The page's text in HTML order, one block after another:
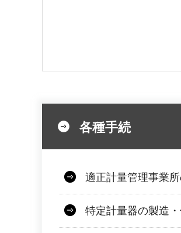
各種手続
適正計量管理事業
特定計量器の製造